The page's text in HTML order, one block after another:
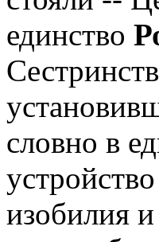
единство
словно в
изобилия и